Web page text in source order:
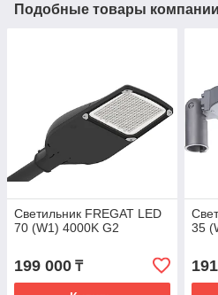
Подобные товары компании
Светильник FREGAT LED
70 (W1) 4000K G2
199 000 ₸
35